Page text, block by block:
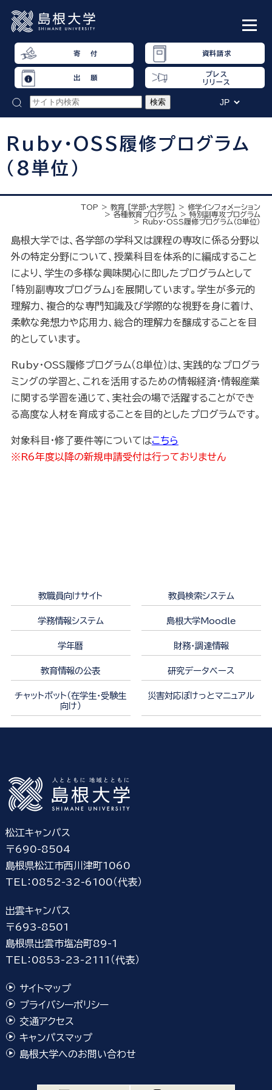
寄 付 資料請求
出 願
プレス
リリース
Ruby・OSS履修プログラム
（8単位）
TOP 教育 [学部・大学院]
修学インフォメーション
各種教育プログラム
特別副専攻プログラム
Ruby・OSS履修プログラム（8単位）
島根大学では、各学部の学科又は課程の専攻に係る分野以
外の特定分野について、授業科目を体系的に編成すること
により、学生の多様な興味関心に即したプログラムとして
「特別副専攻プログラム」を展開しています。学生が多元的
理解力、複合的な専門知識及び学際的な視野を身に着け、
柔軟な発想力や応用力、総合的理解力を醸成することを目
的としています。
Ruby・OSS履修プログラム（8単位）は、実践的なプログラ
ミングの学習と、これを活用するための情報経済・情報産業
に関する学習を通じて、実社会の場で活躍することができ
る高度な人材を育成することを目的としたプログラムです。
対象科目・修了要件等についてはこちら
※R6年度以降の新規申請受付は行っておりません
教職員向けサイト 教員検索システム
学務情報システム 島根大学Moodle
学年暦 財務・調達情報
教育情報の公表 研究データベース
チャットボット（在学生・受験生
向け）
災害対応ぽけっとマニュアル
松江キャンパス
〒690-8504
島根県松江市西川津町1060
TEL：0852-32-6100（代表）
出雲キャンパス
〒693-8501
島根県出雲市塩冶町89-1
TEL：0853-23-2111（代表）
サイトマップ
プライバシーポリシー
交通アクセス
キャンパスマップ
島根大学へのお問い合わせ